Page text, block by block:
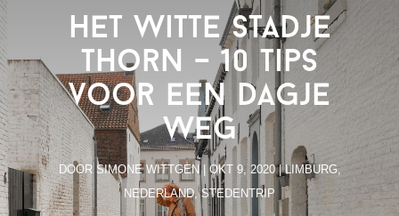
Het witte stadje
Thorn – 10 tips
voor een dagje
weg
DOOR SIMONE WITTGEN| OKT 9, 2020|LIMBURG,
NEDERLAND,STEDENTRIP